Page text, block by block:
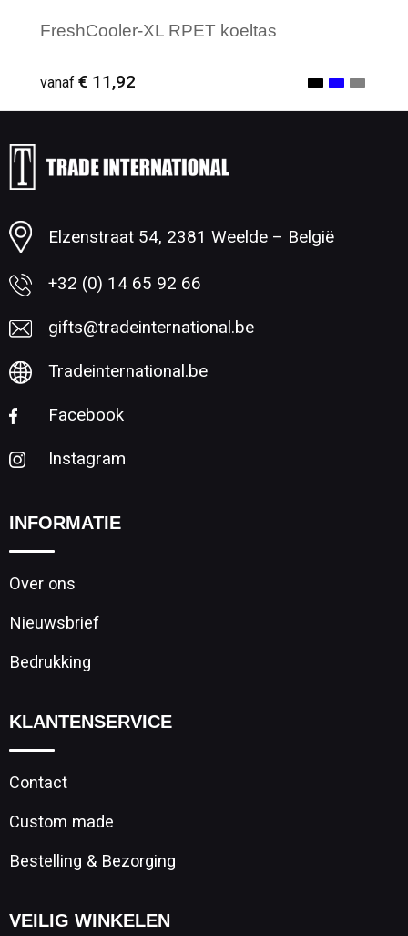
FreshCooler-XL RPET koeltas
vanaf € 11,92
Minimale afname: 1
Elzenstraat 54, 2381 Weelde – België
+32 (0) 14 65 92 66
gifts@tradeinternational.be
Tradeinternational.be
Facebook
Instagram
INFORMATIE
Over ons
Nieuwsbrief
Bedrukking
KLANTENSERVICE
Contact
Custom made
Bestelling & Bezorging
VEILIG WINKELEN